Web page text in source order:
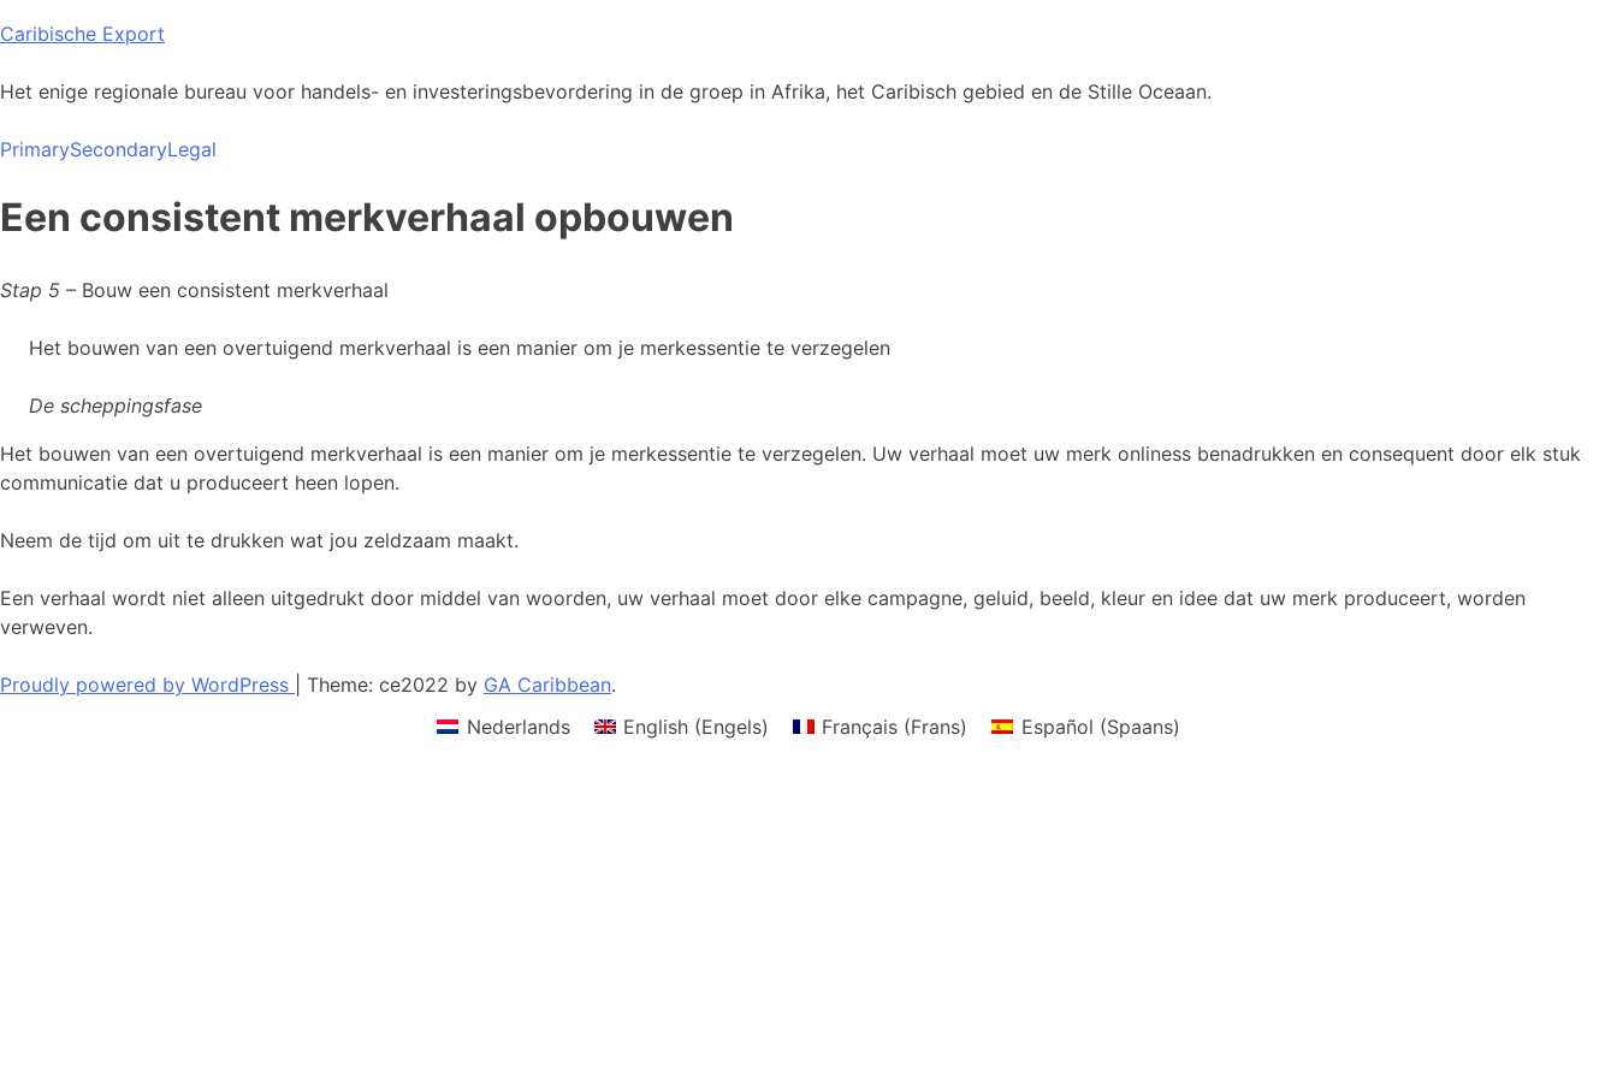
Skip
content
Caribische Export
Het enige regionale bureau voor handels- en investeringsbevordering in de groep in Afrika, het Caribisch gebied en de Stille Oceaan.
PrimarySecondaryLegal
Een consistent merkverhaal opbouwen
Stap 5 – Bouw een consistent merkverhaal
Het bouwen van een overtuigend merkverhaal is een manier om je merkessentie te verzegelen
De scheppingsfase
Het bouwen van een overtuigend merkverhaal is een manier om je merkessentie te verzegelen. Uw verhaal moet uw merk onliness benadrukken en consequent door elk stuk
communicatie dat u produceert heen lopen.
Neem de tijd om uit te drukken wat jou zeldzaam maakt.
Een verhaal wordt niet alleen uitgedrukt door middel van woorden, uw verhaal moet door elke campagne, geluid, beeld, kleur en idee dat uw merk produceert, worden
verweven.
Proudly powered by WordPress Theme: ce2022 by GA Caribbean.
Nederlands
English (Engels) Français (Frans) Español (Spaans)